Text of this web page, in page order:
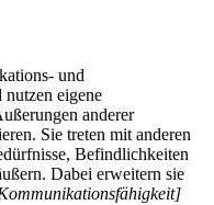
und
eigene
anderer
Sie treten mit anderen
Befindlichkeiten
Dabei erweitern sie